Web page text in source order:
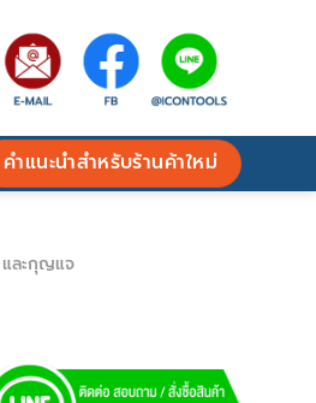
คำแนะนำสำหรับร้านค้าใหม่
ละกุญแจ